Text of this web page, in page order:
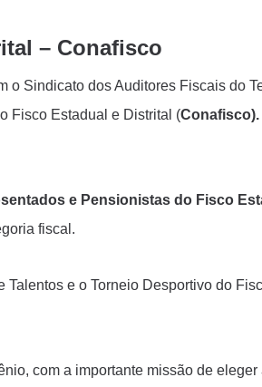
– Conafisco
o Sindicato dos Auditores Fiscais do
Fisco Estadual e Distrital (Conafisco).
e Pensionistas do Fisco
fiscal.
e o Torneio Desportivo do
com a importante missão de